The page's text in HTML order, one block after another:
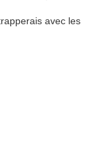
avec les